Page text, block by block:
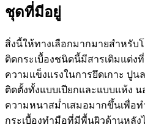
ชุดที่มีอยู่
สิ่งนี้ให้ทางเลือกมากมายสำหรั
ติดกระเบื้องชนิดนี้มีสารเติมแต่ง
ความแข็งแรงในการยึดเกาะ ปูน
ติดตั้งทั้งแบบเปียกและแบบแห้ง
ความหนาสม่ำเสมอมากขึ้นเพื่อ
กระเบื้องทำมือที่มีพื้นผิวด้านหลัง